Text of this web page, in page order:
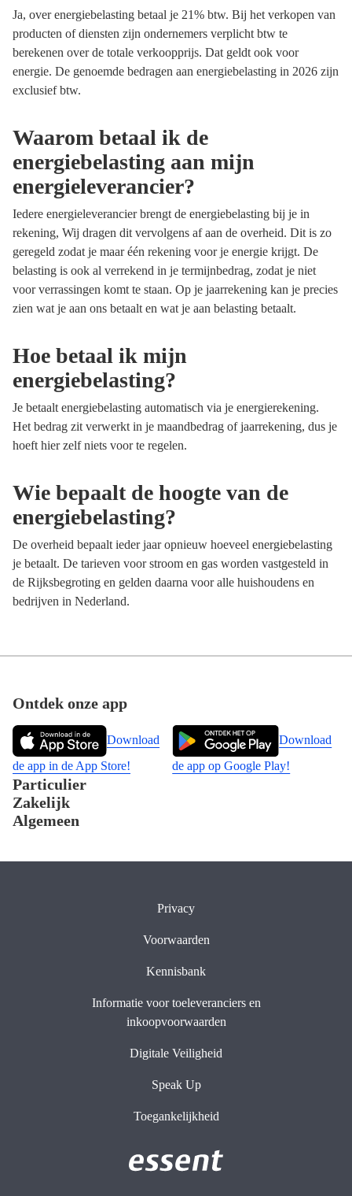
Ja, over energiebelasting betaal je 21% btw. Bij het verkopen van
producten of diensten zijn ondernemers verplicht btw te
berekenen over de totale verkoopprijs. Dat geldt ook voor
energie. De genoemde bedragen aan energiebelasting in 2026 zijn
exclusief btw.
Waarom betaal ik de
energiebelasting aan mijn
energieleverancier?
Iedere energieleverancier brengt de energiebelasting bij je in
rekening, Wij dragen dit vervolgens af aan de overheid. Dit is zo
geregeld zodat je maar één rekening voor je energie krijgt. De
belasting is ook al verrekend in je termijnbedrag, zodat je niet
voor verrassingen komt te staan. Op je jaarrekening kan je precies
zien wat je aan ons betaalt en wat je aan belasting betaalt.
Hoe betaal ik mijn
energiebelasting?
Je betaalt energiebelasting automatisch via je energierekening.
Het bedrag zit verwerkt in je maandbedrag of jaarrekening, dus je
hoeft hier zelf niets voor te regelen.
Wie bepaalt de hoogte van de
energiebelasting?
De overheid bepaalt ieder jaar opnieuw hoeveel energiebelasting
je betaalt. De tarieven voor stroom en gas worden vastgesteld in
de Rijksbegroting en gelden daarna voor alle huishoudens en
bedrijven in Nederland.
Footer
Ontdek onze app
Download
de app in de App Store!
Download
de app op Google Play!
Particulier
Zakelijk
Algemeen
Privacy
Voorwaarden
Kennisbank
Informatie voor toeleveranciers en
inkoopvoorwaarden
Digitale Veiligheid
Speak Up
Toegankelijkheid